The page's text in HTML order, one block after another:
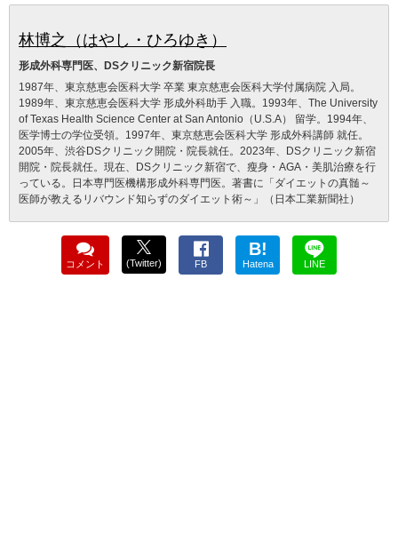
林博之（はやし・ひろゆき）
形成外科専門医、DSクリニック新宿院長
1987年、東京慈恵会医科大学 卒業 東京慈恵会医科大学付属病院 入局。
1989年、東京慈恵会医科大学 形成外科助手 入職。1993年、The University
of Texas Health Science Center at San Antonio（U.S.A） 留学。1994年、
医学博士の学位受領。1997年、東京慈恵会医科大学 形成外科講師 就任。
2005年、渋谷DSクリニック開院・院長就任。2023年、DSクリニック新宿
開院・院長就任。現在、DSクリニック新宿で、瘦身・AGA・美肌治療を行
っている。日本専門医機構形成外科専門医。著書に「ダイエットの真髄～
医師が教えるリバウンド知らずのダイエット術～」（日本工業新聞社）
コメント (Twitter) FB
B!
Hatena LINE